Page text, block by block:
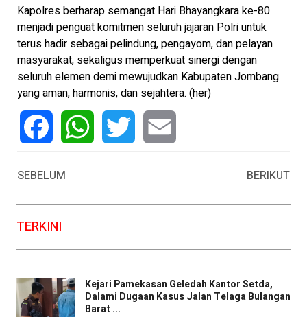
Kapolres berharap semangat Hari Bhayangkara ke-80
menjadi penguat komitmen seluruh jajaran Polri untuk
terus hadir sebagai pelindung, pengayom, dan pelayan
masyarakat, sekaligus memperkuat sinergi dengan
seluruh elemen demi mewujudkan Kabupaten Jombang
yang aman, harmonis, dan sejahtera. (her)
SEBELUM
BERIKUT
TERKINI
Kejari Pamekasan Geledah Kantor Setda,
Dalami Dugaan Kasus Jalan Telaga Bulangan
Barat ...